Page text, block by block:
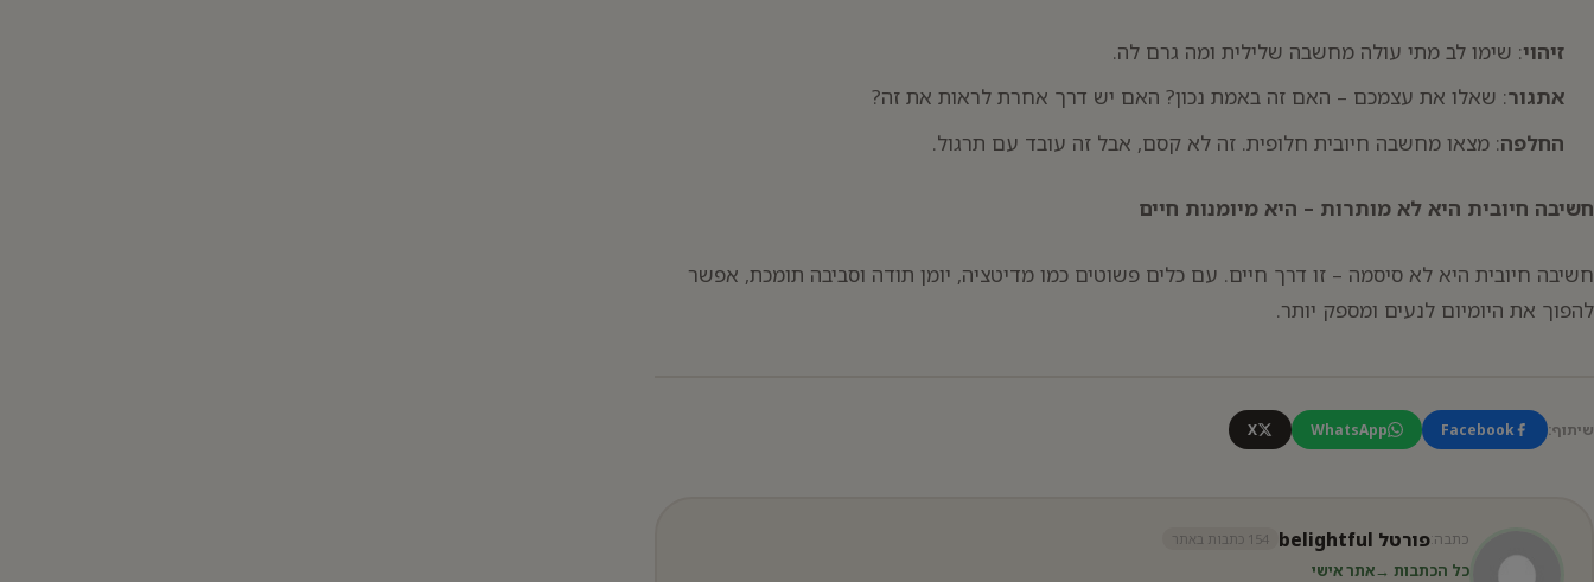
זיהוי: שימו לב מתי עולה מחשבה שלילית ומה גרם לה.
אתגור: שאלו את עצמכם – האם זה באמת נכון? האם יש דרך אחרת לראות את זה?
החלפה: מצאו מחשבה חיובית חלופית. זה לא קסם, אבל זה עובד עם תרגול.
חשיבה חיובית היא לא מותרות – היא מיומנות חיים
חשיבה חיובית היא לא סיסמה – זו דרך חיים. עם כלים פשוטים כמו מדיטציה, יומן תודה וסביבה תומכת, אפשר
להפוך את היומיום לנעים ומספק יותר.
שיתוף: Facebook
WhatsApp
X
כתבה:פורטל belightful 154 כתבות באתר
כל הכתבות →אתר אישי